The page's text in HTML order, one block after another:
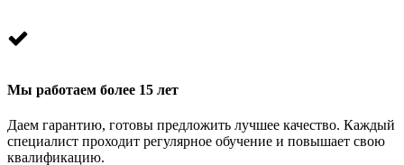
Мы работаем более 15 лет
Даем гарантию, готовы предложить лучшее качество. Каждый
специалист проходит регулярное обучение и повышает свою
квалификацию.